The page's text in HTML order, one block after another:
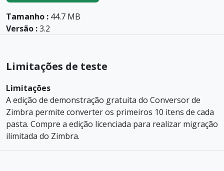
Tamanho : 44.7 MB
Versão :3.2
Limitações de teste
Limitações
A edição de demonstração gratuita do Conversor de
Zimbra permite converter os primeiros 10 itens de cada
pasta. Compre a edição licenciada para realizar migração
ilimitada do Zimbra.